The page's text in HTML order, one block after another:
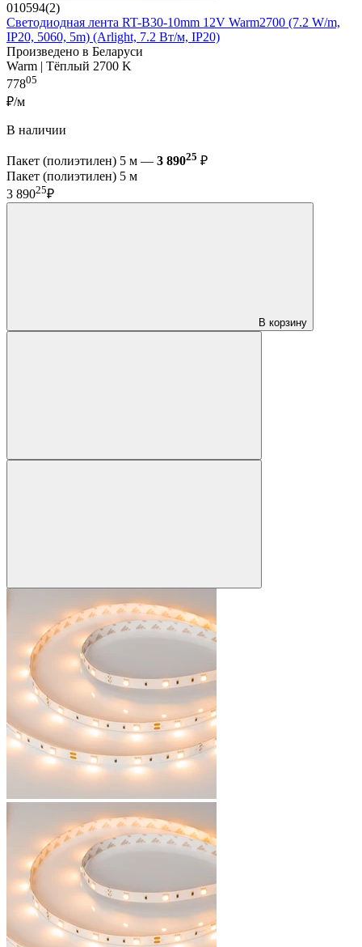
010594(2)
Светодиодная лента RT-B30-10mm 12V Warm2700 (7.2 W/m,
IP20, 5060, 5m) (Arlight, 7.2 Вт/м, IP20)
Произведено в Беларуси
Warm | Тёплый 2700 K
77805
₽/м
В наличии
Пакет (полиэтилен) 5 м — 3 89025 ₽
Пакет (полиэтилен) 5 м
3 89025₽
В корзину